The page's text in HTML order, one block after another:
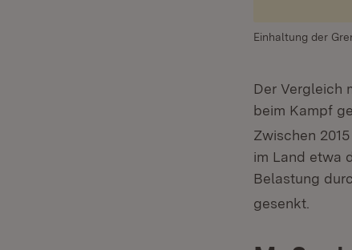
Einhaltung der
Der Vergleich
beim Kampf
Zwischen
im Land etwa
Belastung
gesenkt.